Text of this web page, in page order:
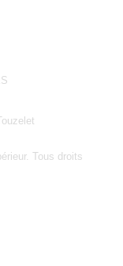
Tous droits